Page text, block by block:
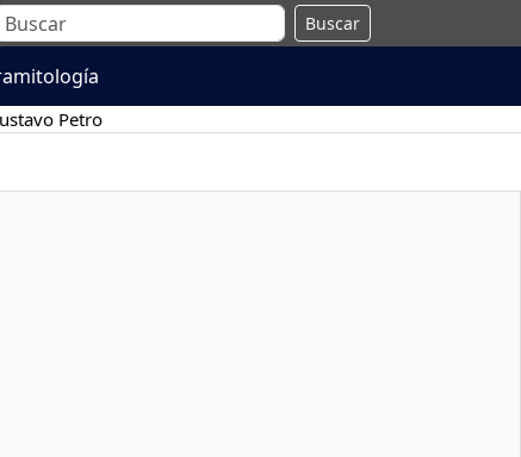
Buscar
Petro